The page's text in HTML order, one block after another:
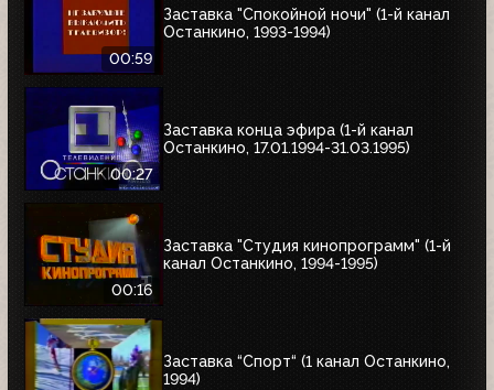
00:59
Заставка "Спокойной ночи" (1-й канал
Останкино, 1993-1994)
00:27
Заставка конца эфира (1-й канал
Останкино, 17.01.1994-31.03.1995)
00:16
Заставка "Студия кинопрограмм" (1-й
канал Останкино, 1994-1995)
Заставка “Спорт“ (1 канал Останкино,
1994)